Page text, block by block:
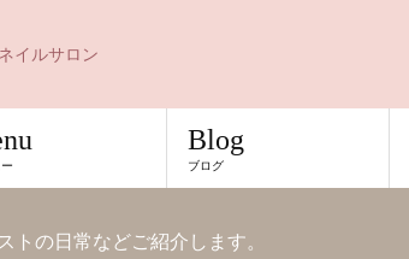
イルサロン
Blog
ブログ
トの日常などご紹介します。